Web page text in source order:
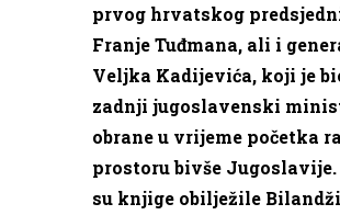
prvog hrvatskog
Franje Tuđmana, ali i
Veljka Kadijevića, koji je
zadnji jugoslavenski
obrane u vrijeme početka
prostoru bivše
su knjige obilježile